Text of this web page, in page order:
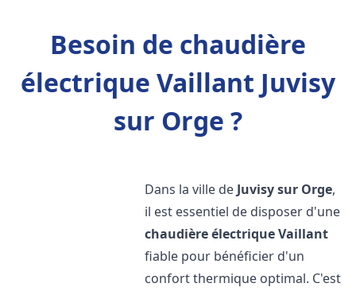
Besoin de chaudière
électrique Vaillant Juvisy
sur Orge ?
Dans la ville de Juvisy sur Orge,
il est essentiel de disposer d'une
chaudière électrique Vaillant
fiable pour bénéficier d'un
confort thermique optimal. C'est